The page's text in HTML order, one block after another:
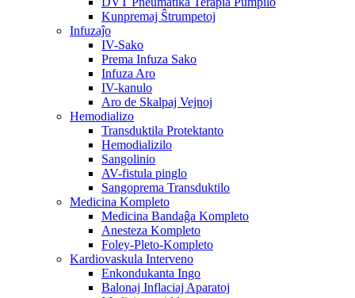
Kunpremaj Ŝtrumpetoj
Infuzaĵo
IV-Sako
Prema Infuza Sako
Infuza Aro
IV-kanulo
Aro de Skalpaj Vejnoj
Hemodializo
Transduktila Protektanto
Hemodializilo
Sangolinio
AV-fistula pinglo
Sangoprema Transduktilo
Medicina Kompleto
Medicina Bandaĝa Kompleto
Anesteza Kompleto
Foley-Pleto-Kompleto
Kardiovaskula Interveno
Enkondukanta Ingo
Balonaj Inflaciaj Aparatoj